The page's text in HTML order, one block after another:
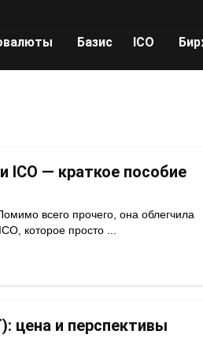
Базис ICO
ICO — краткое пособие
всего прочего, она облегчила
которое просто ...
цена и перспективы